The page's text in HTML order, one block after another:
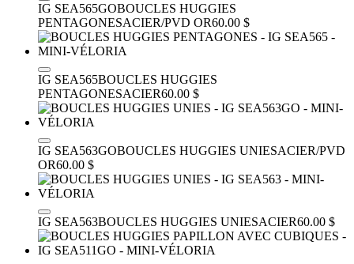
IG SEA565GOBOUCLES HUGGIES
PENTAGONESACIER/PVD OR60.00 $
IG SEA565BOUCLES HUGGIES
PENTAGONESACIER60.00 $
IG SEA563GOBOUCLES HUGGIES UNIESACIER/PVD
OR60.00 $
IG SEA563BOUCLES HUGGIES UNIESACIER60.00 $